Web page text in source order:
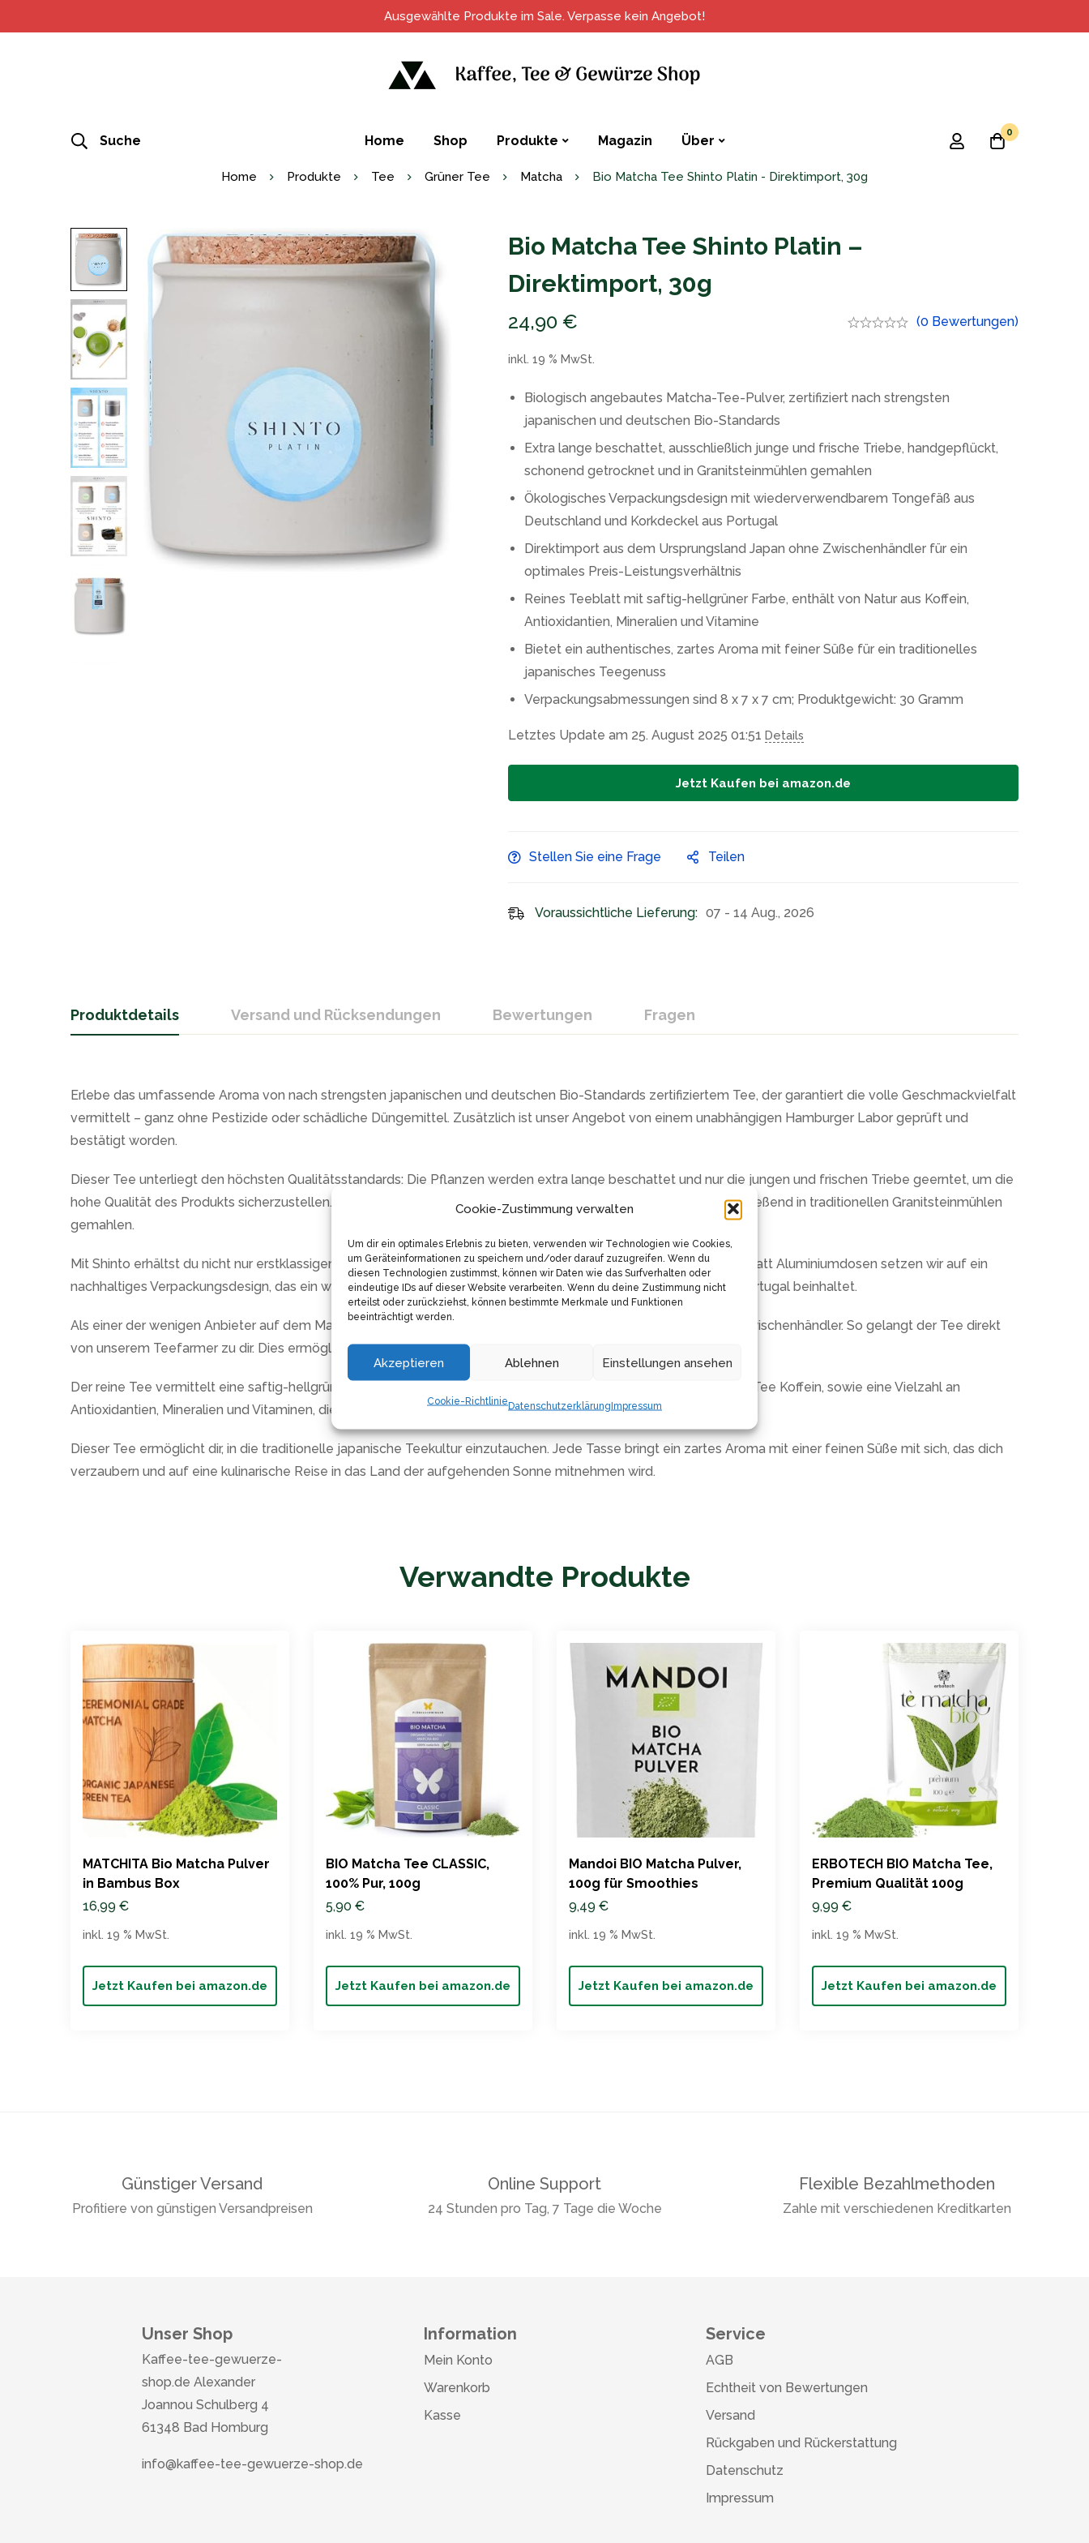
Cookie-Zustimmung verwalten
Um dir ein optimales Erlebnis zu bieten, verwenden wir Technologien wie Cookies,
um Geräteinformationen zu speichern und/oder darauf zuzugreifen. Wenn du
diesen Technologien zustimmst, können wir Daten wie das Surfverhalten oder
eindeutige IDs auf dieser Website verarbeiten. Wenn du deine Zustimmung nicht
erteilst oder zurückziehst, können bestimmte Merkmale und Funktionen
beeinträchtigt werden.
Akzeptieren Ablehnen Einstellungen ansehen
Cookie-RichtlinieDatenschutzerklärungImpressum
Ausgewählte Produkte im Sale. Verpasse kein Angebot!
Suche Home Shop Produkte Magazin Über
0
Home Produkte Tee Grüner Tee Matcha Bio Matcha Tee Shinto Platin - Direktimport, 30g
Bio Matcha Tee Shinto Platin –
Direktimport, 30g
24,90 € (0 Bewertungen)
inkl. 19 % MwSt.
Biologisch angebautes Matcha-Tee-Pulver, zertifiziert nach strengsten
japanischen und deutschen Bio-Standards
Extra lange beschattet, ausschließlich junge und frische Triebe, handgepflückt,
schonend getrocknet und in Granitsteinmühlen gemahlen
Ökologisches Verpackungsdesign mit wiederverwendbarem Tongefäß aus
Deutschland und Korkdeckel aus Portugal
Direktimport aus dem Ursprungsland Japan ohne Zwischenhändler für ein
optimales Preis-Leistungsverhältnis
Reines Teeblatt mit saftig-hellgrüner Farbe, enthält von Natur aus Koffein,
Antioxidantien, Mineralien und Vitamine
Bietet ein authentisches, zartes Aroma mit feiner Süße für ein traditionelles
japanisches Teegenuss
Verpackungsabmessungen sind 8 x 7 x 7 cm; Produktgewicht: 30 Gramm
Letztes Update am 25. August 2025 01:51 Details
Jetzt Kaufen bei amazon.de
Stellen Sie eine Frage Teilen
Voraussichtliche Lieferung: 07 - 14 Aug., 2026
Produktdetails Versand und Rücksendungen Bewertungen Fragen
Erlebe das umfassende Aroma von nach strengsten japanischen und deutschen Bio-Standards zertifiziertem Tee, der garantiert die volle Geschmackvielfalt
vermittelt – ganz ohne Pestizide oder schädliche Düngemittel. Zusätzlich ist unser Angebot von einem unabhängigen Hamburger Labor geprüft und
bestätigt worden.
Dieser Tee unterliegt den höchsten Qualitätsstandards: Die Pflanzen werden extra lange beschattet und nur die jungen und frischen Triebe geerntet, um die
hohe Qualität des Produkts sicherzustellen. Jeder Tee wird von Hand gepflückt, schonend getrocknet und anschließend in traditionellen Granitsteinmühlen
gemahlen.
Mit Shinto erhältst du nicht nur erstklassigen Tee, sondern leistest auch einen Beitrag zur Umweltfreundlichkeit. Statt Aluminiumdosen setzen wir auf ein
nachhaltiges Verpackungsdesign, das ein wiederverwendbares Tongefäß aus Deutschland mit Korkdeckel aus Portugal beinhaltet.
Als einer der wenigen Anbieter auf dem Markt beziehen wir unseren Tee direkt aus Japan, ohne Umwege oder Zwischenhändler. So gelangt der Tee direkt
von unserem Teefarmer zu dir. Dies ermöglicht uns, ein unschlagbares Preis-/Leistungsverhältnis zu bieten.
Der reine Tee vermittelt eine saftig-hellgrüne Farbe ohne jegliche Zusatzstoffe. Auf natürliche Weise enthält der Tee Koffein, sowie eine Vielzahl an
Antioxidantien, Mineralien und Vitaminen, die deiner Gesundheit zugutekommen.
Dieser Tee ermöglicht dir, in die traditionelle japanische Teekultur einzutauchen. Jede Tasse bringt ein zartes Aroma mit einer feinen Süße mit sich, das dich
verzaubern und auf eine kulinarische Reise in das Land der aufgehenden Sonne mitnehmen wird.
Verwandte Produkte
MATCHITA Bio Matcha Pulver
in Bambus Box
16,99 €
Jetzt Kaufen bei amazon.de
inkl. 19 % MwSt.
BIO Matcha Tee CLASSIC,
100% Pur, 100g
5,90 €
Jetzt Kaufen bei amazon.de
inkl. 19 % MwSt.
Mandoi BIO Matcha Pulver,
100g für Smoothies
9,49 €
Jetzt Kaufen bei amazon.de
inkl. 19 % MwSt.
ERBOTECH BIO Matcha Tee,
Premium Qualität 100g
9,99 €
Jetzt Kaufen bei amazon.de
inkl. 19 % MwSt.
Günstiger Versand
Profitiere von günstigen Versandpreisen
Online Support
24 Stunden pro Tag, 7 Tage die Woche
Flexible Bezahlmethoden
Zahle mit verschiedenen Kreditkarten
Unser Shop
Kaffee-tee-gewuerze-
shop.de Alexander
Joannou Schulberg 4
61348 Bad Homburg
info@kaffee-tee-gewuerze-shop.de
Information
Mein Konto
Warenkorb
Kasse
Service
AGB
Echtheit von Bewertungen
Versand
Rückgaben und Rückerstattung
Datenschutz
Impressum